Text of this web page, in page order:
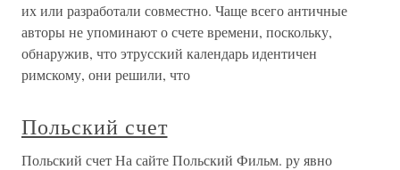
их или разработали совместно. Чаще всего античные
авторы не упоминают о счете времени, поскольку,
обнаружив, что этрусский календарь идентичен
римскому, они решили, что
Польский счет
Польский счет На сайте Польский Фильм. ру явно